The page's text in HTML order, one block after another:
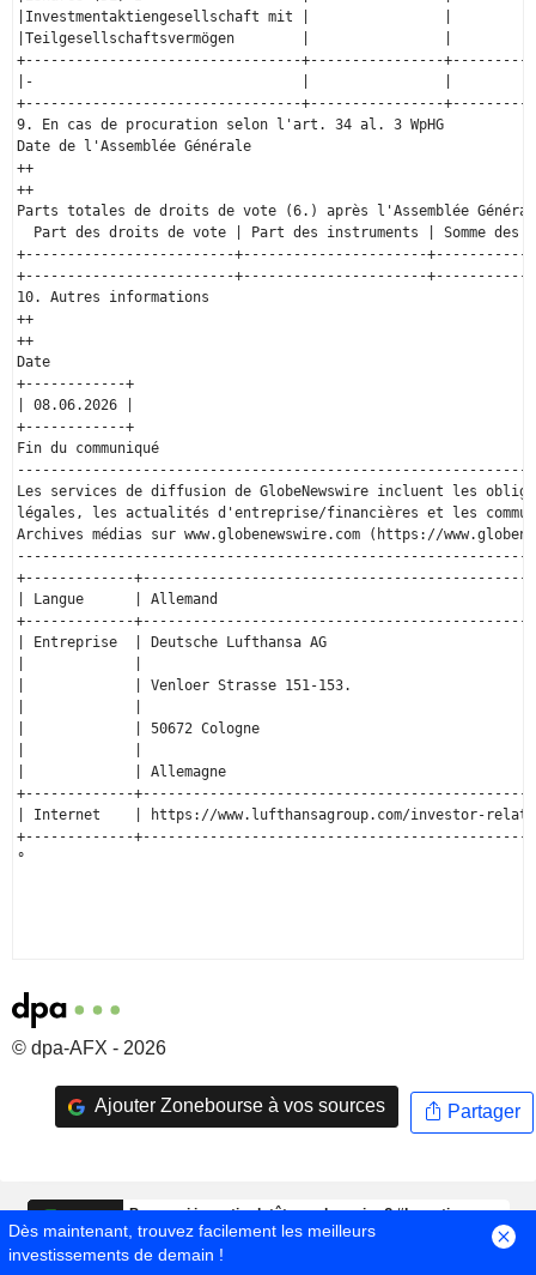
© dpa-AFX - 2026
Ajouter Zonebourse à vos sources Partager
Dès maintenant, trouvez facilement les meilleurs
investissements de demain !